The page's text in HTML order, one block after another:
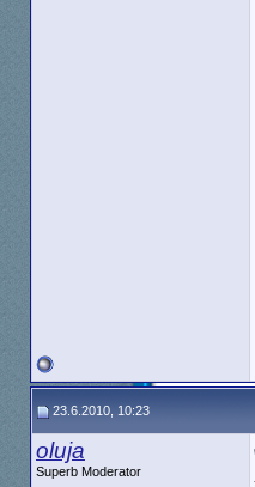
23.6.2010, 10:23
oluja
Superb Moderator